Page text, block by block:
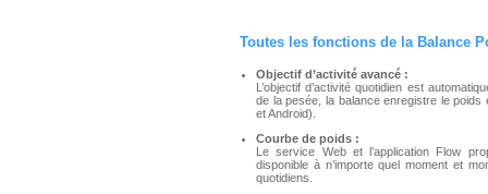
Toutes les fonctions de la Balance
Objectif d’activité avancé :
L’objectif d’activité quotidien est
de la pesée, la balance enregistre le poids
et Android).
Courbe de poids :
Le service Web et l’application Flow
disponible à n’importe quel moment et
quotidiens.